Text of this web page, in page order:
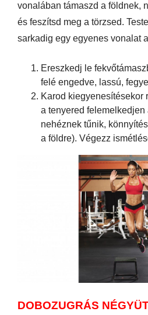
vonalában támaszd a földnek,
és feszítsd meg a törzsed.
sarkadig egy egyenes vonalat
Ereszkedj le
felé engedve, lassú,
Karod kiegyenesítésekor
a tenyered felemelkedjen
nehéznek tűnik,
a földre). Végezz
DOBOZUGRÁS